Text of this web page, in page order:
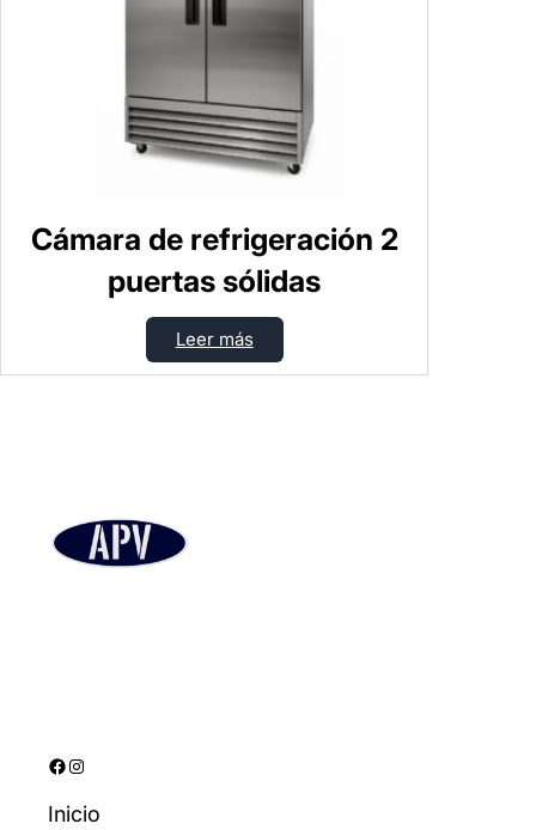
Cámara de refrigeración 2
puertas sólidas
Leer más
Facebook Instagram
Inicio